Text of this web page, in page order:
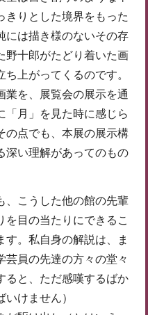
きりとした境界をもった
には描き様のないその存
野十郎がたどり着いた画
上がってくるのです。
業を、展覧会の展示を通
「月」を見た時に感じら
の点でも、本展の展示構
深い理解があってのもの
、こうした他の館の先輩
を目の当たりにできるこ
す。私自身の解説は、ま
芸員の先達の方々の堂々
ると、ただ感嘆するばか
けません）